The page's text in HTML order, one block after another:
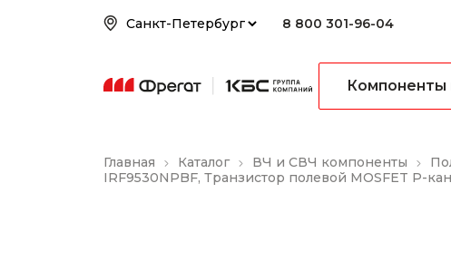
8 800 301-96-04
Компоненты
Главная Каталог ВЧ и СВЧ компоненты
IRF9530NPBF, Транзистор полевой MOSFET P-